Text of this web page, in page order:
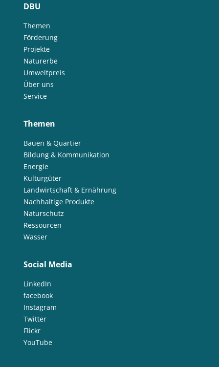
DBU
Themen
Förderung
Projekte
Naturerbe
Umweltpreis
Über uns
Service
Themen
Bauen & Quartier
Bildung & Kommunikation
Energie
Kulturgüter
Landwirtschaft & Ernährung
Nachhaltige Produkte
Naturschutz
Ressourcen
Wasser
Social Media
LinkedIn
facebook
Instagram
Twitter
Flickr
YouTube